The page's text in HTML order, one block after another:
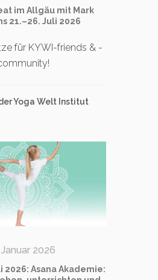
im Allgäu mit Mark
21.–26. Juli 2026
für KYWI-friends & -
Yoga Welt Institut
Januar 2026
2026: Asana Akademie: